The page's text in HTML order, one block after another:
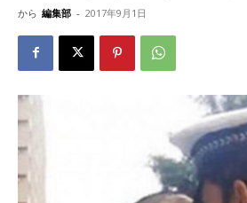
から 編集部 - 2017年9月1日